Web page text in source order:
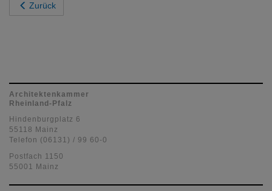
Zurück
Architektenkammer
Rheinland-Pfalz
Hindenburgplatz 6
55118 Mainz
Telefon (06131) / 99 60-0
Postfach 1150
55001 Mainz